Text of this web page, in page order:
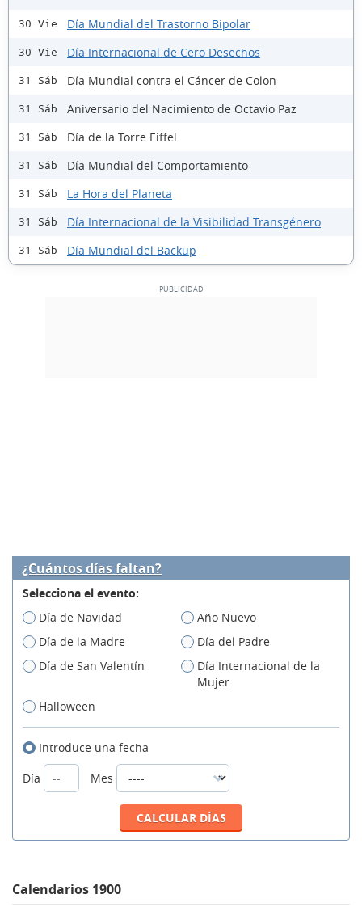
30 Vie Día Mundial del Trastorno Bipolar
30 Vie Día Internacional de Cero Desechos
31 Sáb Día Mundial contra el Cáncer de Colon
31 Sáb Aniversario del Nacimiento de Octavio Paz
31 Sáb Día de la Torre Eiffel
31 Sáb Día Mundial del Comportamiento
31 Sáb La Hora del Planeta
31 Sáb Día Internacional de la Visibilidad Transgénero
31 Sáb Día Mundial del Backup
¿Cuántos días faltan?
Selecciona el evento:
Día de Navidad
Año Nuevo
Día de la Madre
Día del Padre
Día de San Valentín
Día Internacional de la
Mujer
Halloween
Introduce una fecha
Día
Mes
Calendarios 1900